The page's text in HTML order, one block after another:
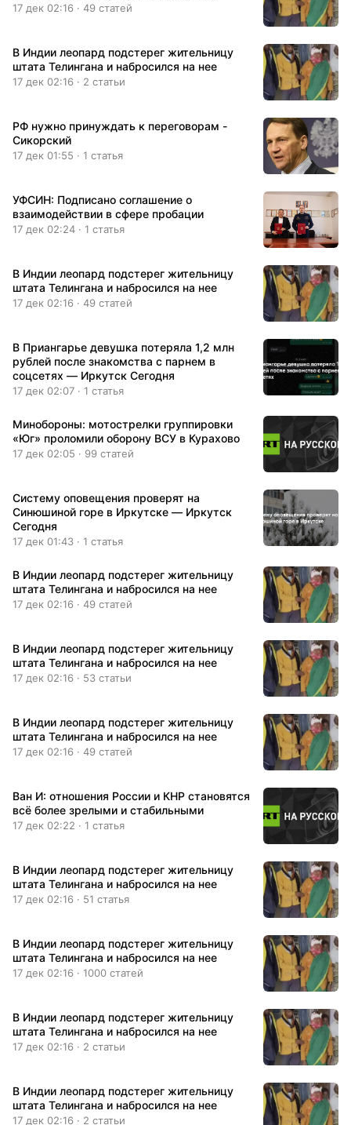
17 дек 02:16 · 49 статей
В Индии леопард подстерег жительницу
штата Телингана и набросился на нее
17 дек 02:16 · 2 статьи
РФ нужно принуждать к переговорам -
Сикорский
17 дек 01:55 · 1 статья
УФСИН: Подписано соглашение о
взаимодействии в сфере пробации
17 дек 02:24 · 1 статья
В Индии леопард подстерег жительницу
штата Телингана и набросился на нее
17 дек 02:16 · 49 статей
В Приангарье девушка потеряла 1,2 млн
рублей после знакомства с парнем в
соцсетях — Иркутск Сегодня
17 дек 02:07 · 1 статья
Минобороны: мотострелки группировки
«Юг» проломили оборону ВСУ в Курахово
17 дек 02:05 · 99 статей
Систему оповещения проверят на
Синюшиной горе в Иркутске — Иркутск
Сегодня
17 дек 01:43 · 1 статья
В Индии леопард подстерег жительницу
штата Телингана и набросился на нее
17 дек 02:16 · 49 статей
В Индии леопард подстерег жительницу
штата Телингана и набросился на нее
17 дек 02:16 · 53 статьи
В Индии леопард подстерег жительницу
штата Телингана и набросился на нее
17 дек 02:16 · 49 статей
Ван И: отношения России и КНР становятся
всё более зрелыми и стабильными
17 дек 02:22 · 1 статья
В Индии леопард подстерег жительницу
штата Телингана и набросился на нее
17 дек 02:16 · 51 статья
В Индии леопард подстерег жительницу
штата Телингана и набросился на нее
17 дек 02:16 · 1000 статей
В Индии леопард подстерег жительницу
штата Телингана и набросился на нее
17 дек 02:16 · 2 статьи
В Индии леопард подстерег жительницу
штата Телингана и набросился на нее
17 дек 02:16 · 2 статьи